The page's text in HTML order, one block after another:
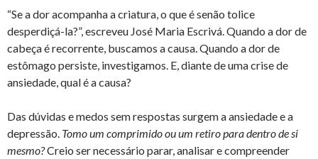
“Se a dor acompanha a criatura, o que é senão tolice
desperdiçá-la?”, escreveu José Maria Escrivá. Quando a dor de
cabeça é recorrente, buscamos a causa. Quando a dor de
estômago persiste, investigamos. E, diante de uma crise de
ansiedade, qual é a causa?
Das dúvidas e medos sem respostas surgem a ansiedade e a
depressão. Tomo um comprimido ou um retiro para dentro de si
mesmo?Creio ser necessário parar, analisar e compreender